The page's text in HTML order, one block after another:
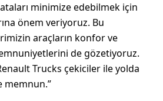
minimize edebilmek için
önem veriyoruz. Bu
araçların konfor ve
de gözetiyoruz.
Trucks çekiciler ile yolda
memnun.”